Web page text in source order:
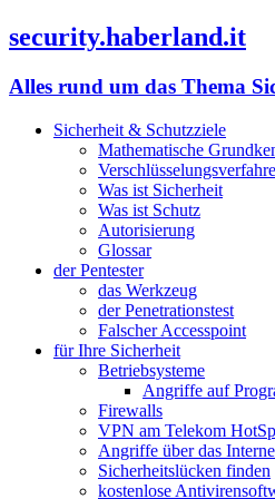
security.haberland.it
Alles rund um das Thema
Sicherheit & Schutzziele
Mathematische
Was ist Sicherheit
Was ist Schutz
Autorisierung
Glossar
der Pentester
das Werkzeug
der Penetrationstest
Falscher Accesspoint
für Ihre Sicherheit
Betriebsysteme
Angriffe auf
Firewalls
VPN am Telekom
Angriffe über das
Sicherheitslücken finden
kostenlose